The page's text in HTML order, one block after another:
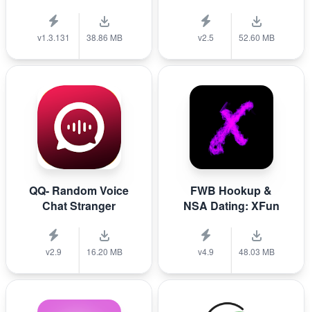
v1.3.131 38.86 MB v2.5 52.60 MB
QQ- Random Voice
Chat Stranger
v2.9 16.20 MB
FWB Hookup &
NSA Dating: XFun
v4.9 48.03 MB